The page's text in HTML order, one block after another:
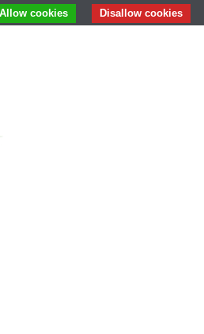
Disallow cookies
Allow cookies